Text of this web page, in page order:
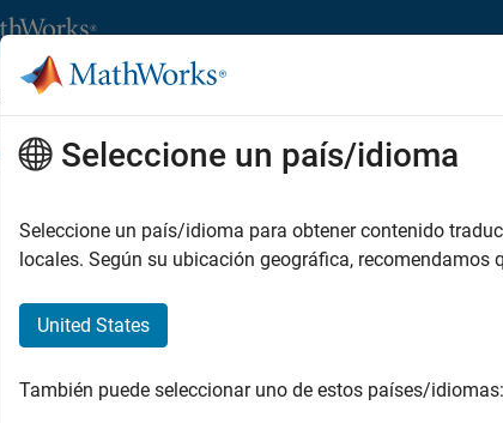
de empleo en MathWorks
Búsqueda de empleo Oficinas locales Estudiantes y
Enviar solicitud
Seleccione un país/idioma
Seleccione un país/idioma para obtener contenido
locales. Según su ubicación geográfica, recomendamos
United States
También puede seleccionar uno de estos países/idiomas: